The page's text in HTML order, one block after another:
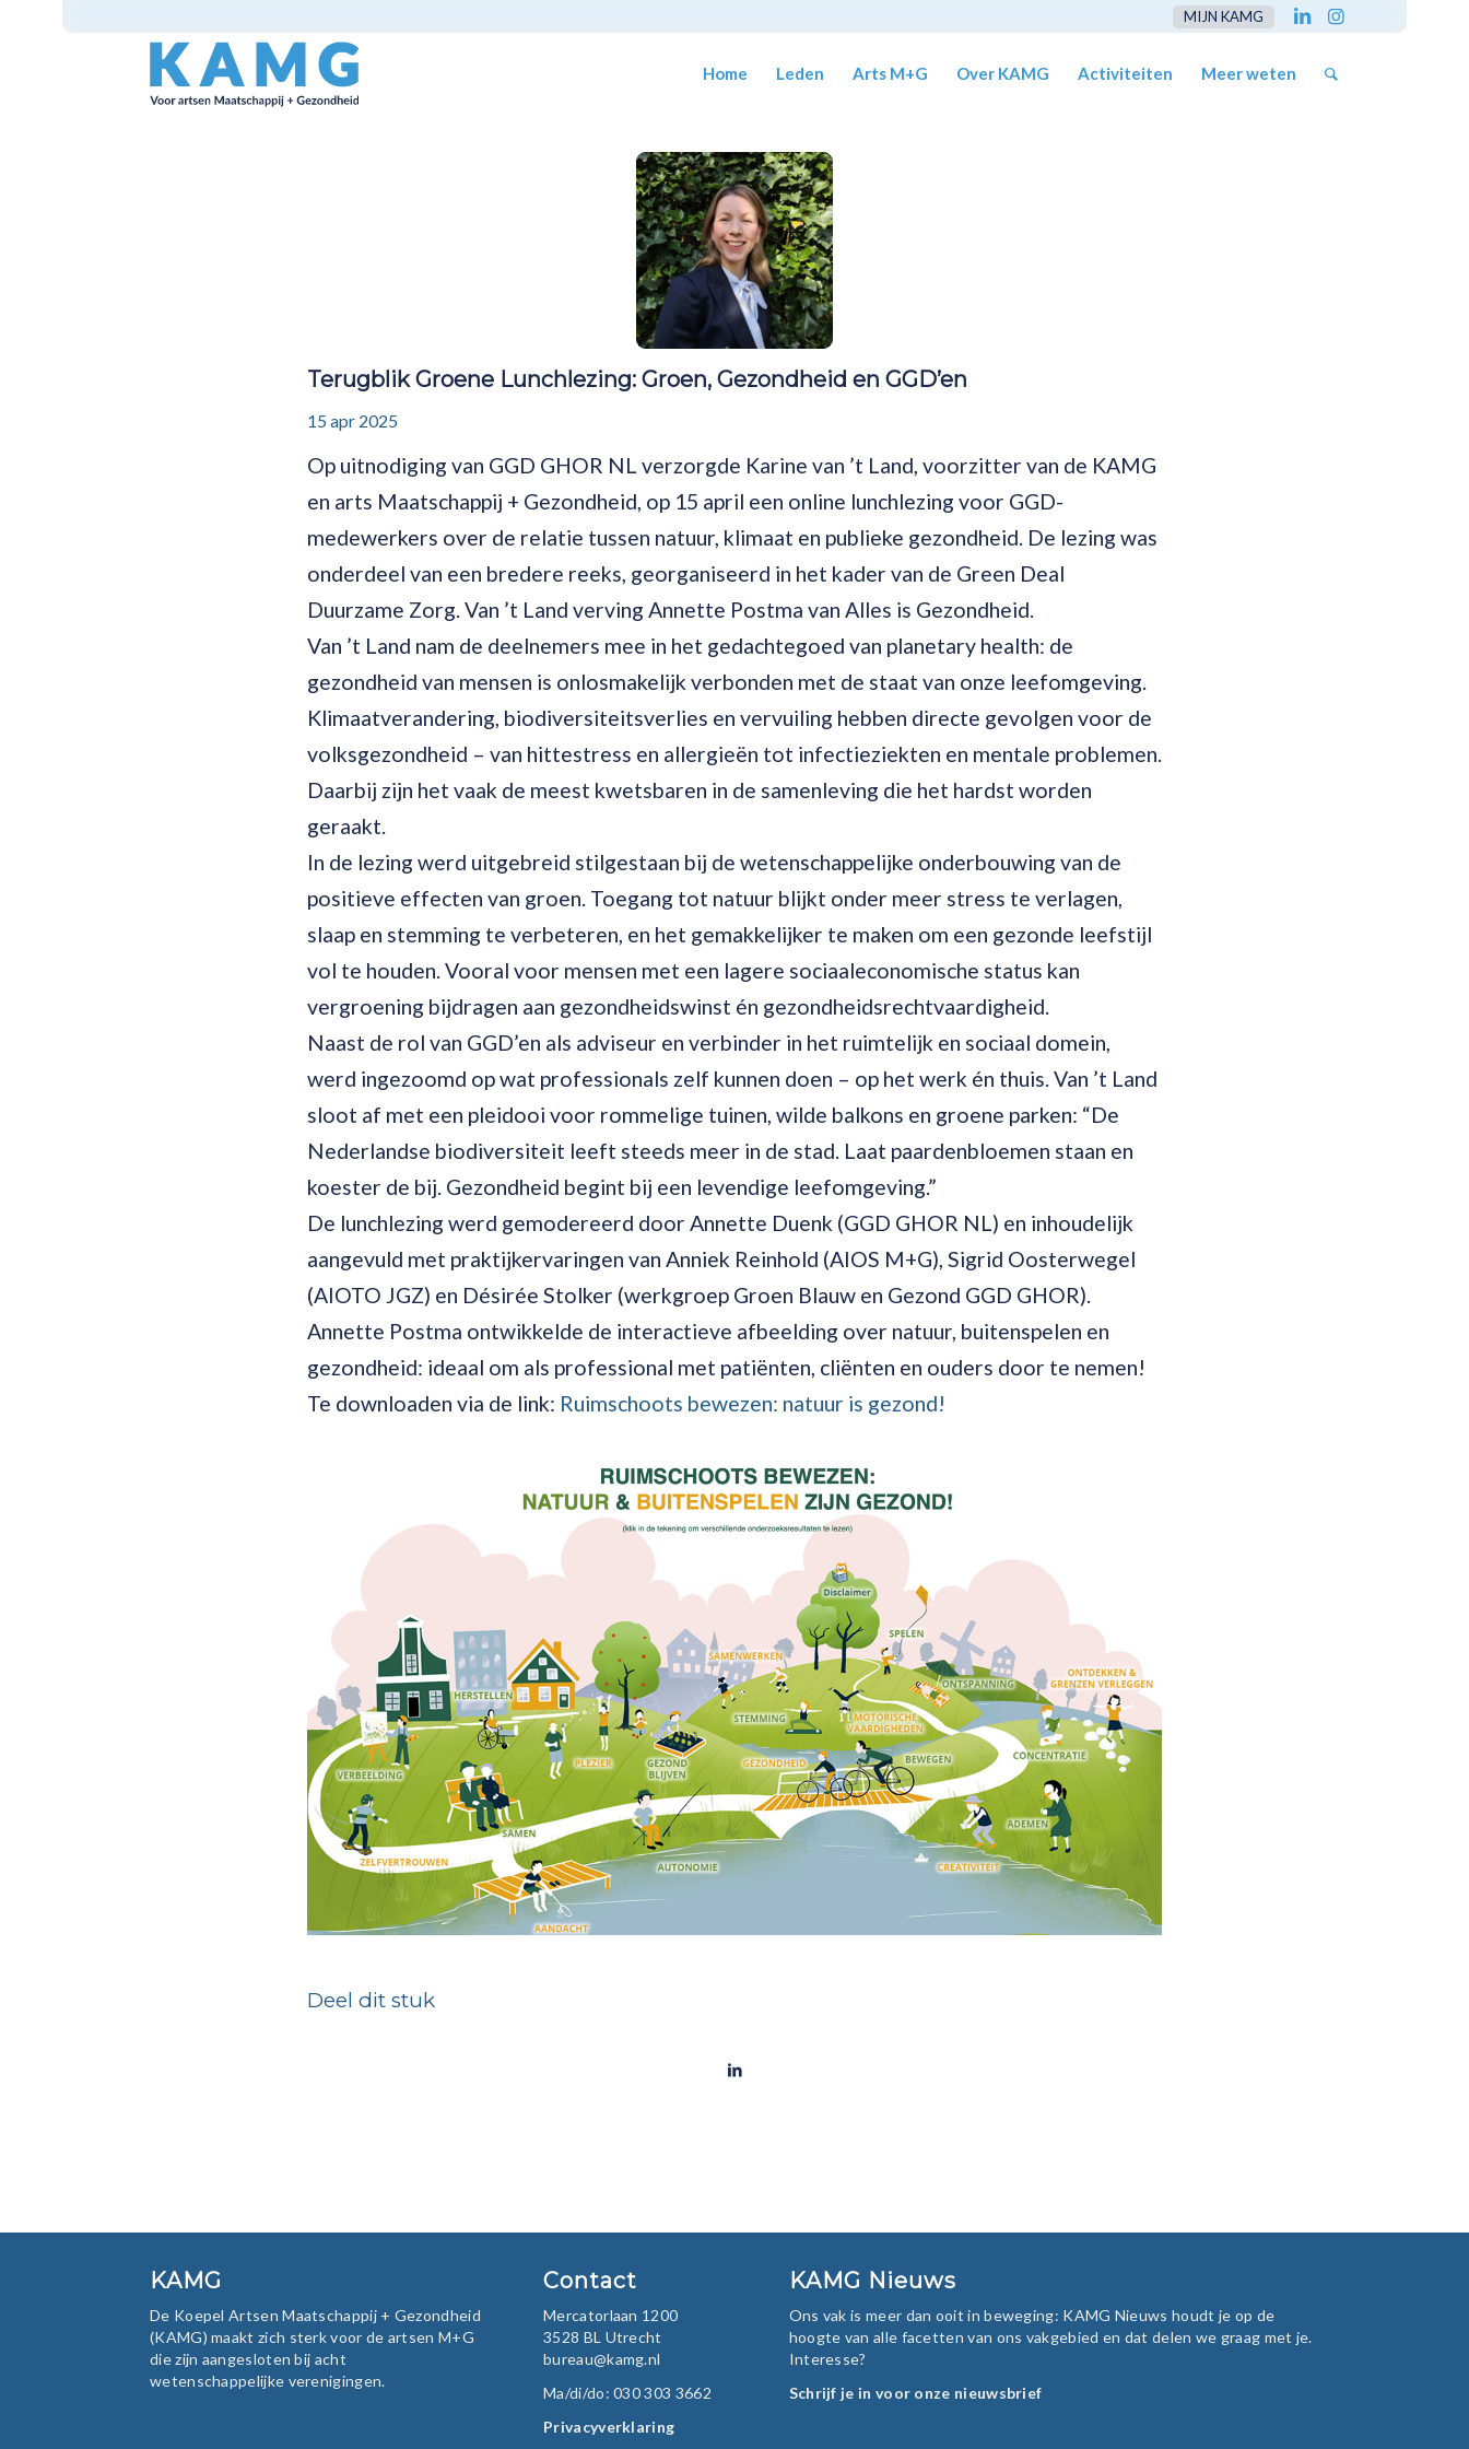
MIJN KAMG
Home Leden Arts M+G Over KAMG Activiteiten Meer weten
Terugblik Groene Lunchlezing: Groen, Gezondheid en GGD’en
15 apr 2025
Op uitnodiging van GGD GHOR NL verzorgde Karine van ’t Land, voorzitter van de KAMG
en arts Maatschappij + Gezondheid, op 15 april een online lunchlezing voor GGD-
medewerkers over de relatie tussen natuur, klimaat en publieke gezondheid. De lezing was
onderdeel van een bredere reeks, georganiseerd in het kader van de Green Deal
Duurzame Zorg. Van ’t Land verving Annette Postma van Alles is Gezondheid.
Van ’t Land nam de deelnemers mee in het gedachtegoed van planetary health: de
gezondheid van mensen is onlosmakelijk verbonden met de staat van onze leefomgeving.
Klimaatverandering, biodiversiteitsverlies en vervuiling hebben directe gevolgen voor de
volksgezondheid – van hittestress en allergieën tot infectieziekten en mentale problemen.
Daarbij zijn het vaak de meest kwetsbaren in de samenleving die het hardst worden
geraakt.
In de lezing werd uitgebreid stilgestaan bij de wetenschappelijke onderbouwing van de
positieve effecten van groen. Toegang tot natuur blijkt onder meer stress te verlagen,
slaap en stemming te verbeteren, en het gemakkelijker te maken om een gezonde leefstijl
vol te houden. Vooral voor mensen met een lagere sociaaleconomische status kan
vergroening bijdragen aan gezondheidswinst én gezondheidsrechtvaardigheid.
Naast de rol van GGD’en als adviseur en verbinder in het ruimtelijk en sociaal domein,
werd ingezoomd op wat professionals zelf kunnen doen – op het werk én thuis. Van ’t Land
sloot af met een pleidooi voor rommelige tuinen, wilde balkons en groene parken: “De
Nederlandse biodiversiteit leeft steeds meer in de stad. Laat paardenbloemen staan en
koester de bij. Gezondheid begint bij een levendige leefomgeving.”
De lunchlezing werd gemodereerd door Annette Duenk (GGD GHOR NL) en inhoudelijk
aangevuld met praktijkervaringen van Anniek Reinhold (AIOS M+G), Sigrid Oosterwegel
(AIOTO JGZ) en Désirée Stolker (werkgroep Groen Blauw en Gezond GGD GHOR).
Annette Postma ontwikkelde de interactieve afbeelding over natuur, buitenspelen en
gezondheid: ideaal om als professional met patiënten, cliënten en ouders door te nemen!
Te downloaden via de link: Ruimschoots bewezen: natuur is gezond!
Deel dit stuk
KAMG
De Koepel Artsen Maatschappij + Gezondheid
(KAMG) maakt zich sterk voor de artsen M+G
die zijn aangesloten bij acht
wetenschappelijke verenigingen.
Contact
Mercatorlaan 1200
3528 BL Utrecht
bureau@kamg.nl
Ma/di/do: 030 303 3662
Privacyverklaring
KAMG Nieuws
Ons vak is meer dan ooit in beweging: KAMG Nieuws houdt je op de
hoogte van alle facetten van ons vakgebied en dat delen we graag met je.
Interesse?
Schrijf je in voor onze nieuwsbrief